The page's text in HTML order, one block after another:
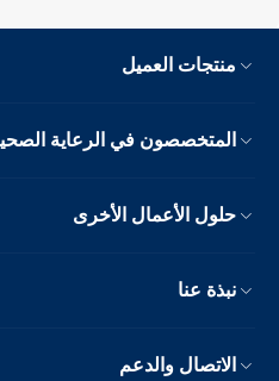
منتجات العميل
المتخصصون في الرعاية الصحية
حلول الأعمال الأخرى
نبذة عنا
الاتصال والدعم